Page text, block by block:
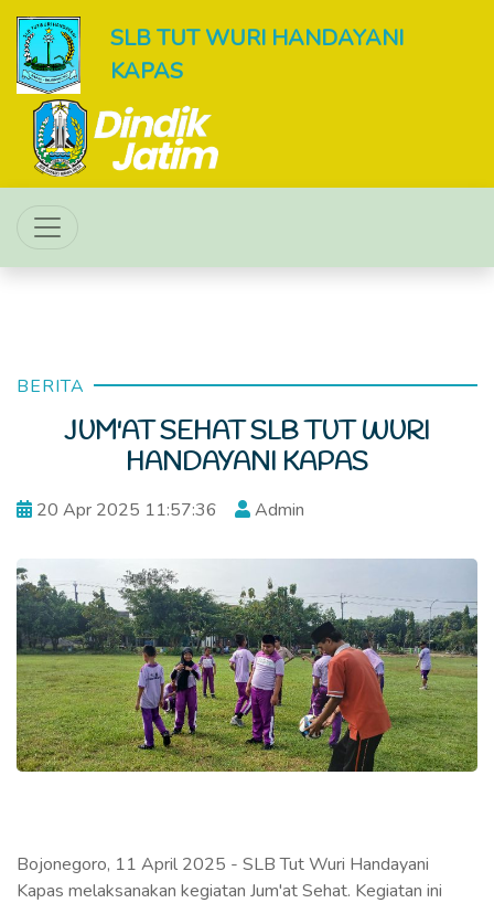
SLB TUT WURI HANDAYANI
KAPAS
BERITA
JUM'AT SEHAT SLB TUT WURI
HANDAYANI KAPAS
20 Apr 2025 11:57:36 Admin
Bojonegoro, 11 April 2025 - SLB Tut Wuri Handayani
Kapas melaksanakan kegiatan Jum'at Sehat. Kegiatan ini